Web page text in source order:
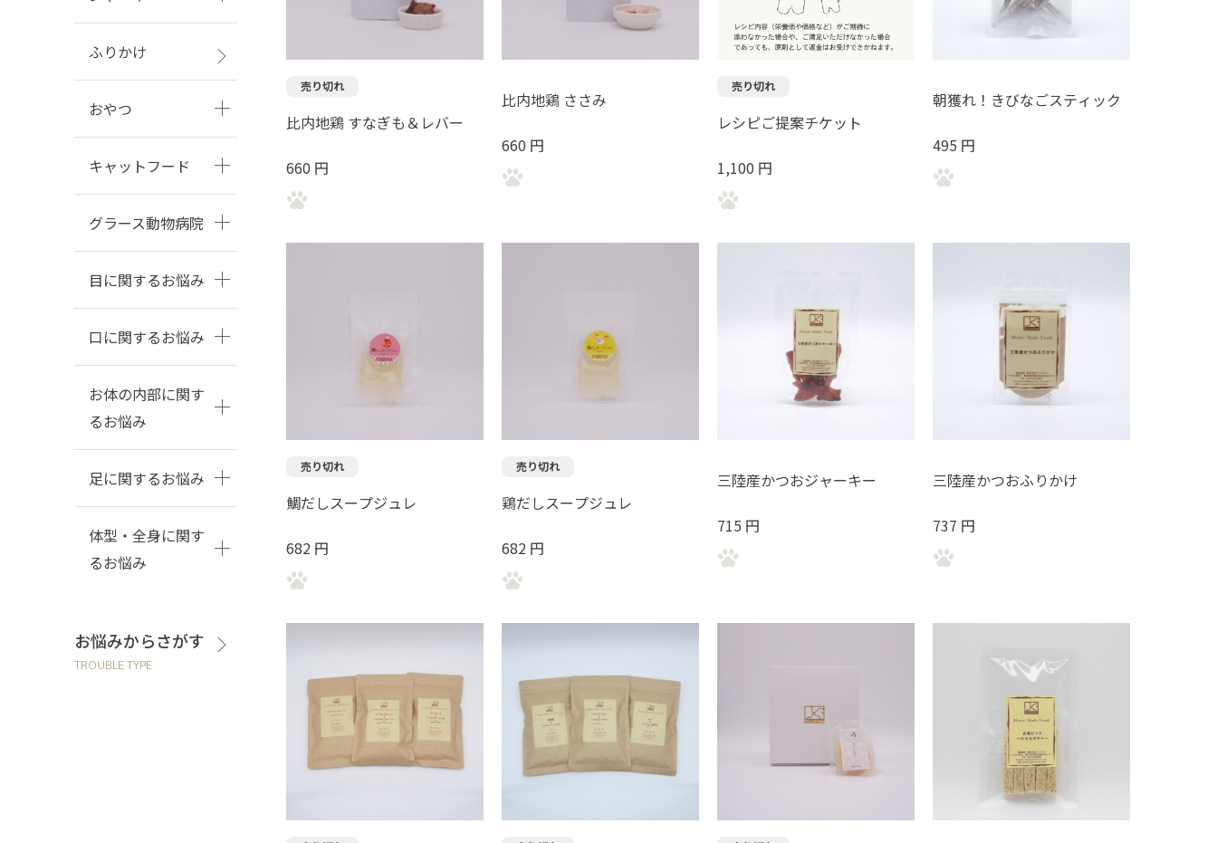
ふりかけ
おやつ
キャットフード
グラース動物病院
目に関するお悩み
口に関するお悩み
お体の内部に関す
るお悩み
足に関するお悩み
体型・全身に関す
るお悩み
お悩みからさがす
TROUBLE TYPE
売り切れ
比内地鶏 すなぎも＆レバー
660 円
比内地鶏 ささみ
660 円
売り切れ
レシピご提案チケット
1,100 円
朝獲れ！きびなごスティック
495 円
売り切れ
鯛だしスープジュレ
682 円
売り切れ
鶏だしスープジュレ
682 円
三陸産かつおジャーキー
715 円
三陸産かつおふりかけ
737 円